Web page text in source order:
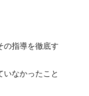
の指導を徹底す
いなかったこと